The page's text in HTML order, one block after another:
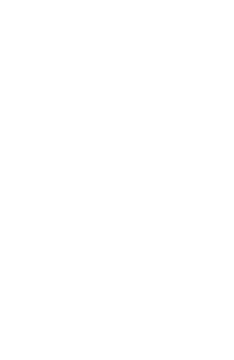
(bad) e.V.
und neue gesetzliche
(bad) e.V.
mit seinem